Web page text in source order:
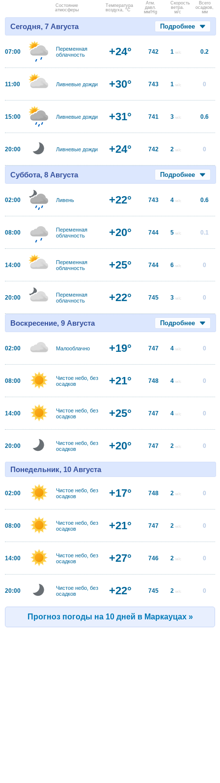
Состояние
атмосферы
Температура
воздуха, °C
Атм.
давл.
мм/Hg
Скорость
ветра.
м/с
Всего
осадков,
мм
Сегодня, 7 Августа Подробнее
07:00
Переменная
облачность
+24° 742 1 м/с 0.2
11:00 Ливневые дожди +30° 743 1 м/с 0
15:00 Ливневые дожди +31° 741 3 м/с 0.6
20:00 Ливневые дожди +24° 742 2 м/с 0
Суббота, 8 Августа Подробнее
02:00 Ливень +22° 743 4 м/с 0.6
08:00
Переменная
облачность
+20° 744 5 м/с 0.1
14:00
Переменная
облачность
+25° 744 6 м/с 0
20:00
Переменная
облачность
+22° 745 3 м/с 0
Воскресение, 9 Августа Подробнее
02:00 Малооблачно +19° 747 4 м/с 0
08:00
Чистое небо, без
осадков
+21° 748 4 м/с 0
14:00
Чистое небо, без
осадков
+25° 747 4 м/с 0
20:00
Чистое небо, без
осадков
+20° 747 2 м/с 0
Понедельник, 10 Августа
02:00
Чистое небо, без
осадков
+17° 748 2 м/с 0
08:00
Чистое небо, без
осадков
+21° 747 2 м/с 0
14:00
Чистое небо, без
осадков
+27° 746 2 м/с 0
20:00
Чистое небо, без
осадков
+22° 745 2 м/с 0
Прогноз погоды на 10 дней в Маркауцах »